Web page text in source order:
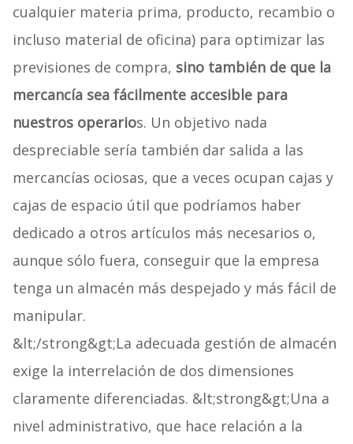
cualquier materia prima, producto, recambio o
incluso material de oficina) para optimizar las
previsiones de compra, sino también de que la
mercancía sea fácilmente accesible para
nuestros operarios. Un objetivo nada
despreciable sería también dar salida a las
mercancías ociosas, que a veces ocupan cajas y
cajas de espacio útil que podríamos haber
dedicado a otros artículos más necesarios o,
aunque sólo fuera, conseguir que la empresa
tenga un almacén más despejado y más fácil de
manipular.
&lt;/strong&gt;La adecuada gestión de almacén
exige la interrelación de dos dimensiones
claramente diferenciadas. &lt;strong&gt;Una a
nivel administrativo, que hace relación a la